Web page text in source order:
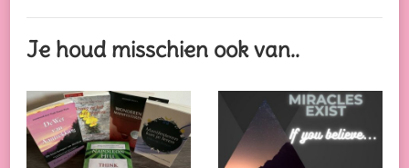
Je houd misschien ook van..